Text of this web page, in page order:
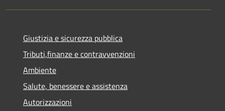
Giustizia e sicurezza pubblica
Tributi,finanze e contravvenzioni
Ambiente
Salute, benessere e assistenza
Autorizzazioni